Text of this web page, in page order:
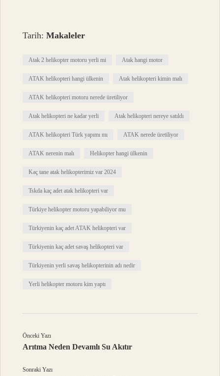
Tarih:Makaleler
Atak 2 helikopter motoru yerli mi Atak hangi motor
ATAK helikopteri hangi ülkenin Atak helikopteri kimin malı
ATAK helikopteri motoru nerede üretiliyor
Atak helikopteri ne kadar yerli Atak helikopteri nereye satıldı
ATAK helikopteri Türk yapımı mı ATAK nerede üretiliyor
ATAK nerenin malı Helikopter hangi ülkenin
Kaç tane atak helikopterimiz var 2024
Tskda kaç adet atak helikopteri var
Türkiye helikopter motoru yapabiliyor mu
Türkiyenin kaç adet ATAK helikopteri var
Türkiyenin kaç adet savaş helikopteri var
Türkiyenin yerli savaş helikopterinin adı nedir
Yerli helikopter motoru kim yaptı
Önceki Yazı
Arıtma Neden Devamlı Su Akıtır
Sonraki Yazı